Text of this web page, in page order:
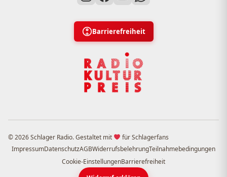
Barrierefreiheit
© 2026 Schlager Radio. Gestaltet mit
für Schlagerfans
ImpressumDatenschutzAGBWiderrufsbelehrungTeilnahmebedingungen
Cookie-EinstellungenBarrierefreiheit